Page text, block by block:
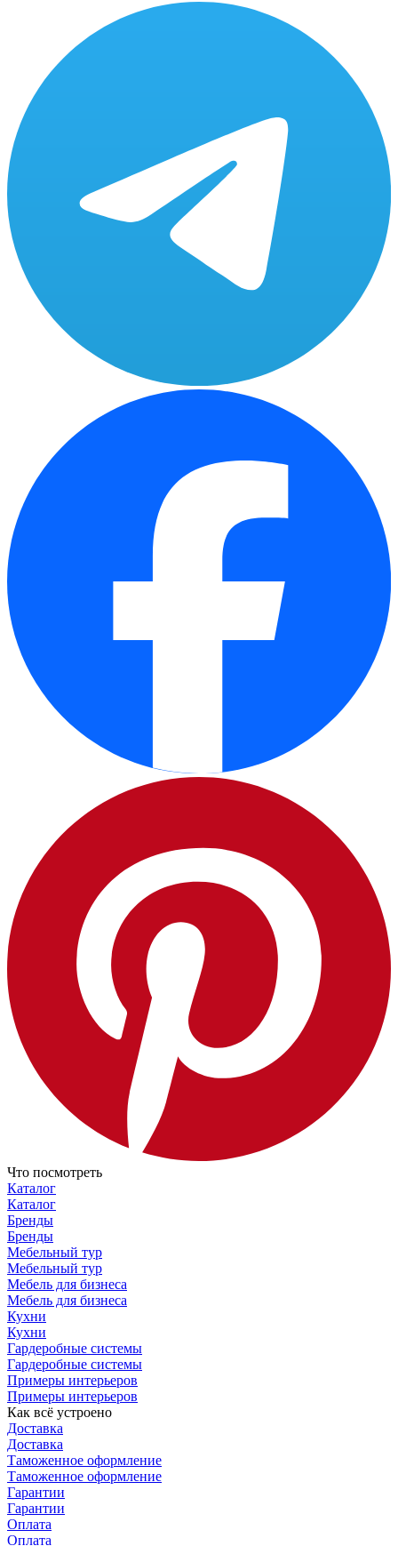
Что посмотреть
Каталог
Каталог
Бренды
Бренды
Мебельный тур
Мебельный тур
Мебель для бизнеса
Мебель для бизнеса
Кухни
Кухни
Гардеробные системы
Гардеробные системы
Примеры интерьеров
Примеры интерьеров
Как всё устроено
Доставка
Доставка
Таможенное оформление
Таможенное оформление
Гарантии
Гарантии
Оплата
Оплата